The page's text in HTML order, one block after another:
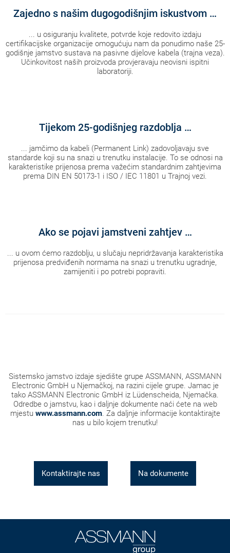
Zajedno s našim dugogodišnjim iskustvom …
... u osiguranju kvalitete, potvrde koje redovito izdaju
certifikacijske organizacije omogućuju nam da ponudimo naše 25-
godišnje jamstvo sustava na pasivne dijelove kabela (trajna veza).
Učinkovitost naših proizvoda provjeravaju neovisni ispitni
laboratoriji.
Tijekom 25-godišnjeg razdoblja …
... jamčimo da kabeli (Permanent Link) zadovoljavaju sve
standarde koji su na snazi u trenutku instalacije. To se odnosi na
karakteristike prijenosa prema važećim standardnim zahtjevima
prema DIN EN 50173-1 i ISO / IEC 11801 u Trajnoj vezi.
Ako se pojavi jamstveni zahtjev …
... u ovom ćemo razdoblju, u slučaju nepridržavanja karakteristika
prijenosa predviđenih normama na snazi u trenutku ugradnje,
zamijeniti i po potrebi popraviti.
Sistemsko jamstvo izdaje sjedište grupe ASSMANN, ASSMANN
Electronic GmbH u Njemačkoj, na razini cijele grupe. Jamac je
tako ASSMANN Electronic GmbH iz Lüdenscheida, Njemačka.
Odredbe o jamstvu, kao i daljnje dokumente naći ćete na web
mjestu www.assmann.com. Za daljnje informacije kontaktirajte
nas u bilo kojem trenutku!
Kontaktirajte nas Na dokumente